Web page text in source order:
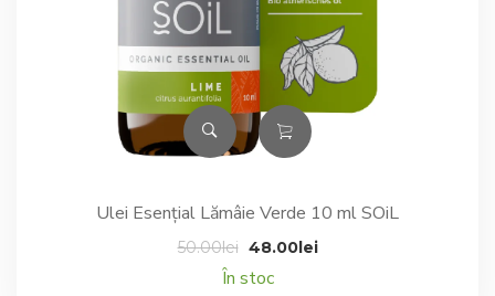
Ulei Esențial Lămâie Verde 10 ml SOiL
50.00lei Prețul
inițial
48.00leiPrețul
În stoc